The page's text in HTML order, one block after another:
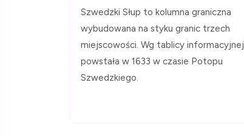
Szwedzki Słup to kolumna graniczna
wybudowana na styku granic trzech
miejscowości. Wg tablicy informacyjnej
powstała w 1633 w czasie Potopu
Szwedzkiego.